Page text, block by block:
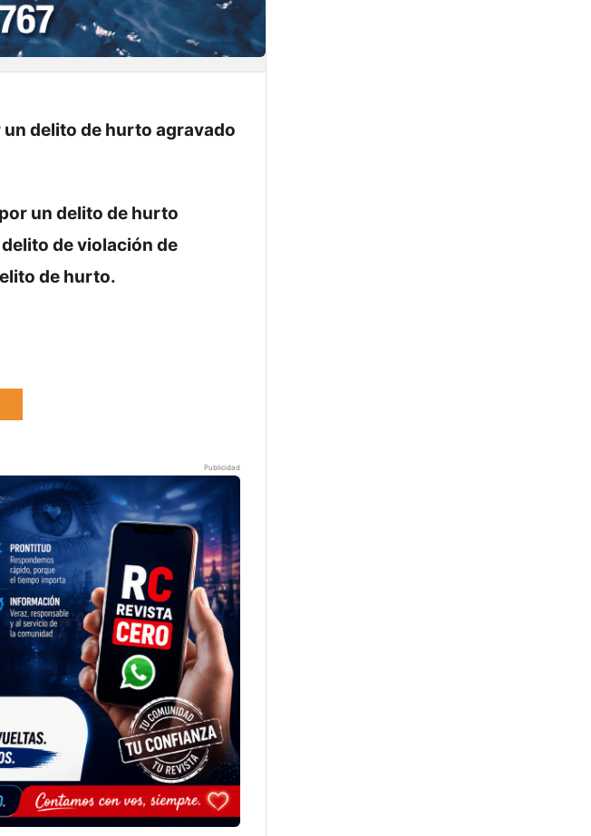
delito de hurto agravado
un delito de hurto
de violación de
de hurto.
Publicidad